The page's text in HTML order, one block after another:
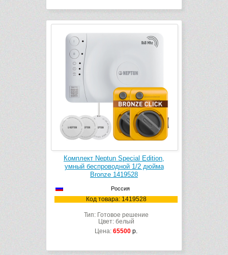
Комплект Neptun Special Edition,
умный беспроводной 1/2 дюйма
Bronze 1419528
Россия
Код товара: 1419528
Тип: Готовое решение
Цвет: белый
Цена: 65500 р.